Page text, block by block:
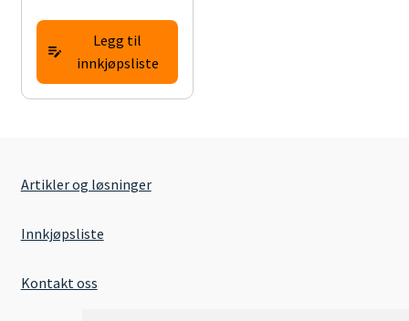
Legg til
innkjøpsliste
Artikler og løsninger
Innkjøpsliste
Kontakt oss